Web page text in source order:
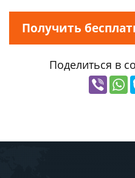
Получить
Поделиться в